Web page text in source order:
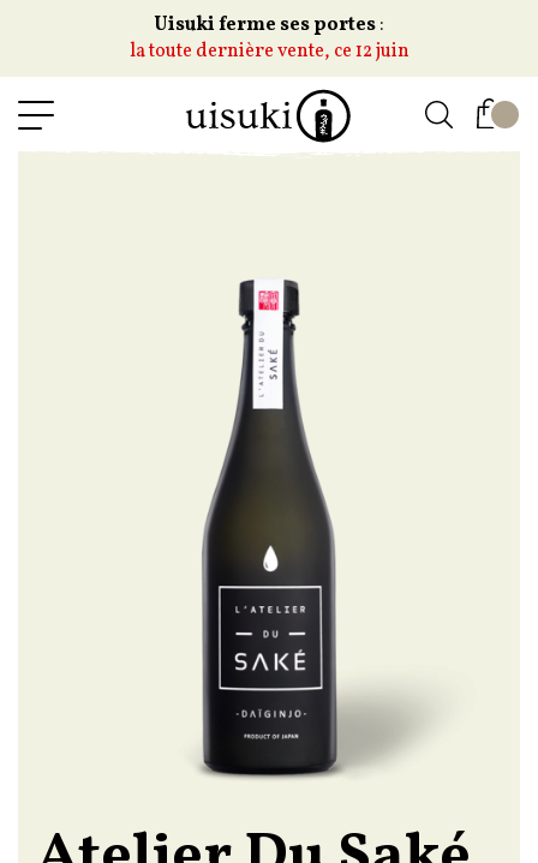
Uisuki ferme ses portes:
la toute dernière vente, ce 12 juin